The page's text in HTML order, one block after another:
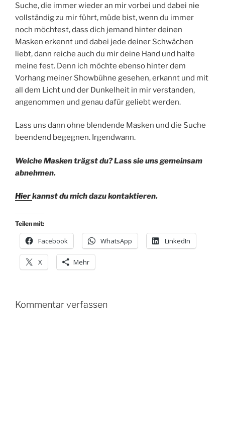
Suche, die immer wieder an mir vorbei und dabei nie
vollständig zu mir führt, müde bist, wenn du immer
noch möchtest, dass dich jemand hinter deinen
Masken erkennt und dabei jede deiner Schwächen
liebt, dann reiche auch du mir deine Hand und halte
meine fest. Denn ich möchte ebenso hinter dem
Vorhang meiner Showbühne gesehen, erkannt und mit
all dem Licht und der Dunkelheit in mir verstanden,
angenommen und genau dafür geliebt werden.
Lass uns dann ohne blendende Masken und die Suche
beendend begegnen. Irgendwann.
Welche Masken trägst du? Lass sie uns gemeinsam
abnehmen.
Hierkannst du mich dazu kontaktieren.
Teilen mit:
Facebook WhatsApp LinkedIn
X Mehr
Kommentar verfassen